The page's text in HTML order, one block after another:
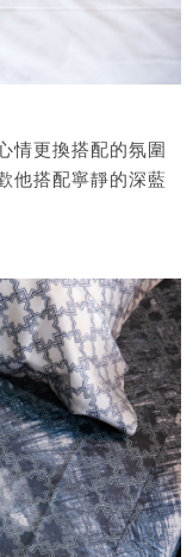
情更換搭配的氛圍
他搭配寧靜的深藍